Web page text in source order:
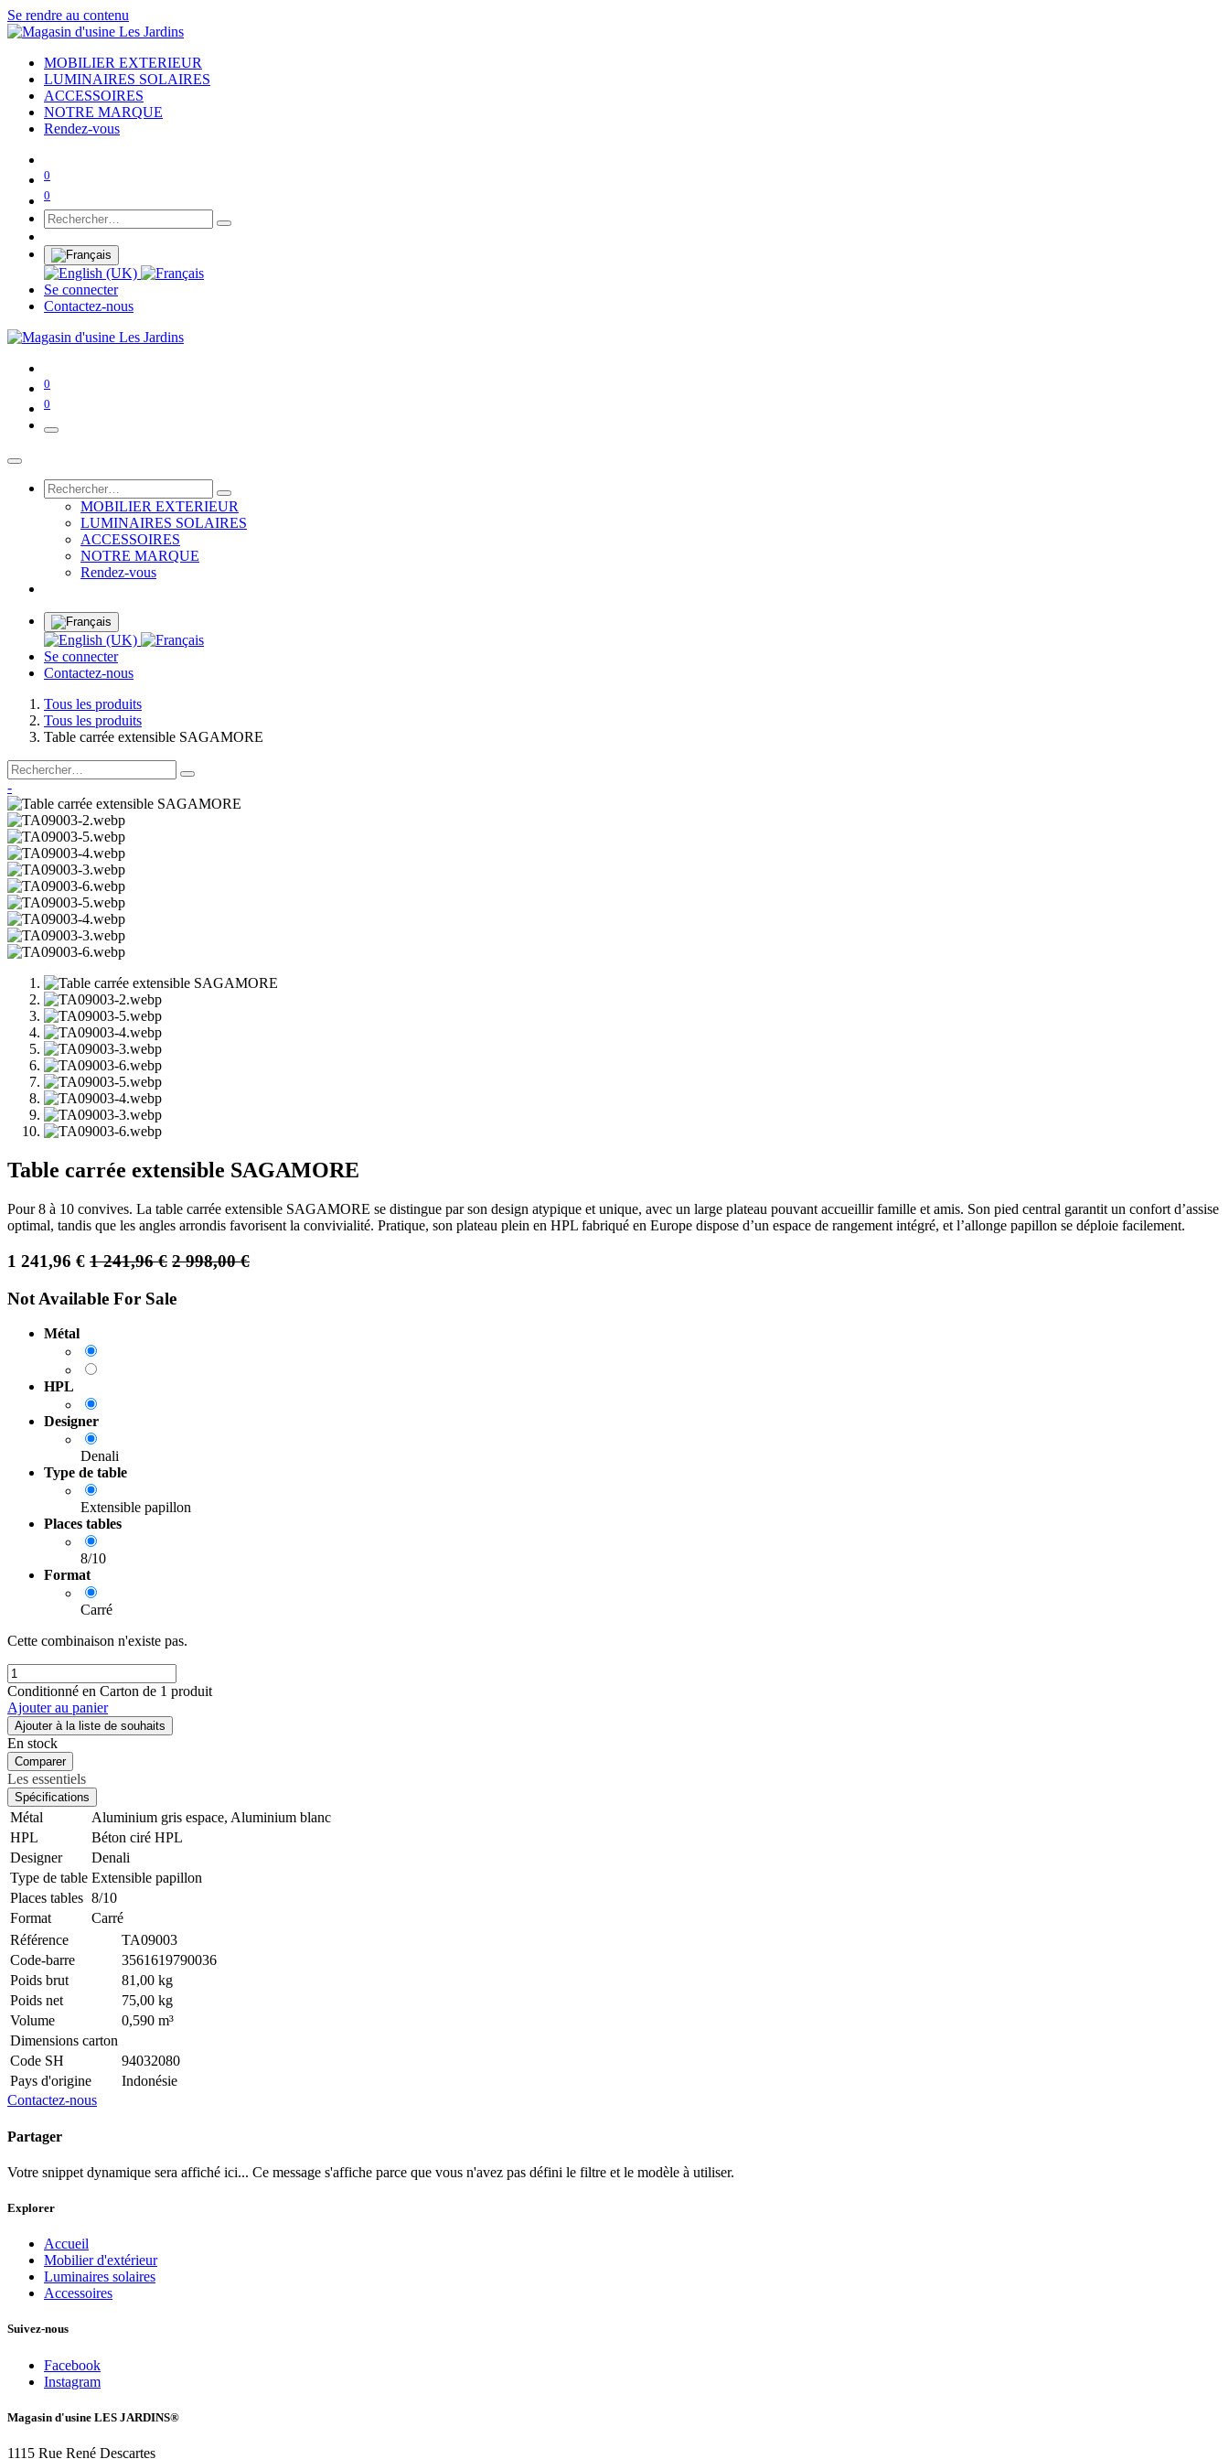
Se rendre au contenu
MOBILIER EXTERIEUR
LUMINAIRES SOLAIRES
ACCESSOIRES
NOTRE MARQUE
Rendez-vous
0
0
Se connecter
Contactez-nous
0
0
MOBILIER EXTERIEUR
LUMINAIRES SOLAIRES
ACCESSOIRES
NOTRE MARQUE
Rendez-vous
Se connecter
Contactez-nous
Tous les produits
Tous les produits
Table carrée extensible SAGAMORE
-
Table carrée extensible SAGAMORE
Pour 8 à 10 convives. La table carrée extensible SAGAMORE se distingue par son design atypique et unique, avec un large plateau pouvant accueillir famille et amis. Son pied central garantit un confort d’assise
optimal, tandis que les angles arrondis favorisent la convivialité. Pratique, son plateau plein en HPL fabriqué en Europe dispose d’un espace de rangement intégré, et l’allonge papillon se déploie facilement.
1 241,96 € 1 241,96€ 2 998,00€
Not Available For Sale
Métal
HPL
Designer
Denali
Type de table
Extensible papillon
Places tables
8/10
Format
Carré
Cette combinaison n'existe pas.
Conditionné en Carton de 1 produit
Ajouter au panier
Ajouter à la liste de souhaits
En stock
Comparer
Les essentiels
Spécifications
Métal Aluminium gris espace, Aluminium blanc
HPL
Béton ciré HPL
Designer
Denali
Type de table Extensible papillon
Places tables 8/10
Format
Carré
Référence
TA09003
Code-barre
3561619790036
Poids brut
81,00 kg
Poids net
75,00 kg
Volume
0,590 m³
Dimensions carton
Code SH
94032080
Pays d'origine
Indonésie
Contactez-nous
Partager
Votre snippet dynamique sera affiché ici... Ce message s'affiche parce que vous n'avez pas défini le filtre et le modèle à utiliser.
Explorer
Accueil
Mobilier d'extérieur
Luminaires solaires
Accessoires
Suivez-nous
Facebook
Instagram
Magasin d'usine LES JARDINS®
1115 Rue René Descartes